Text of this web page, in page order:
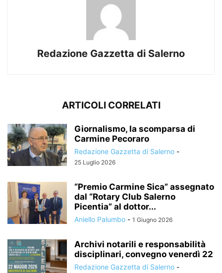
Redazione Gazzetta di Salerno
ARTICOLI CORRELATI
Giornalismo, la scomparsa di
Carmine Pecoraro
Redazione Gazzetta di Salerno -
25 Luglio 2026
“Premio Carmine Sica” assegnato
dal “Rotary Club Salerno
Picentia” al dottor...
Aniello Palumbo - 1 Giugno 2026
Archivi notarili e responsabilità
disciplinari, convegno venerdì 22
Redazione Gazzetta di Salerno -